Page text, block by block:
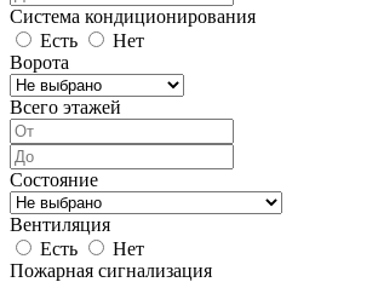
Система кондиционирования
Есть
Нет
Ворота
Всего этажей
Состояние
Вентиляция
Есть
Нет
Пожарная сигнализация